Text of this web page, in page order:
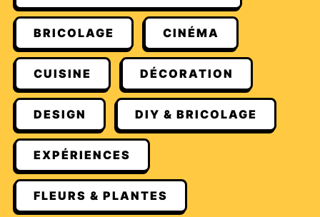
BRICOLAGE CINÉMA
CUISINE DÉCORATION
DESIGN DIY & BRICOLAGE
EXPÉRIENCES
FLEURS & PLANTES